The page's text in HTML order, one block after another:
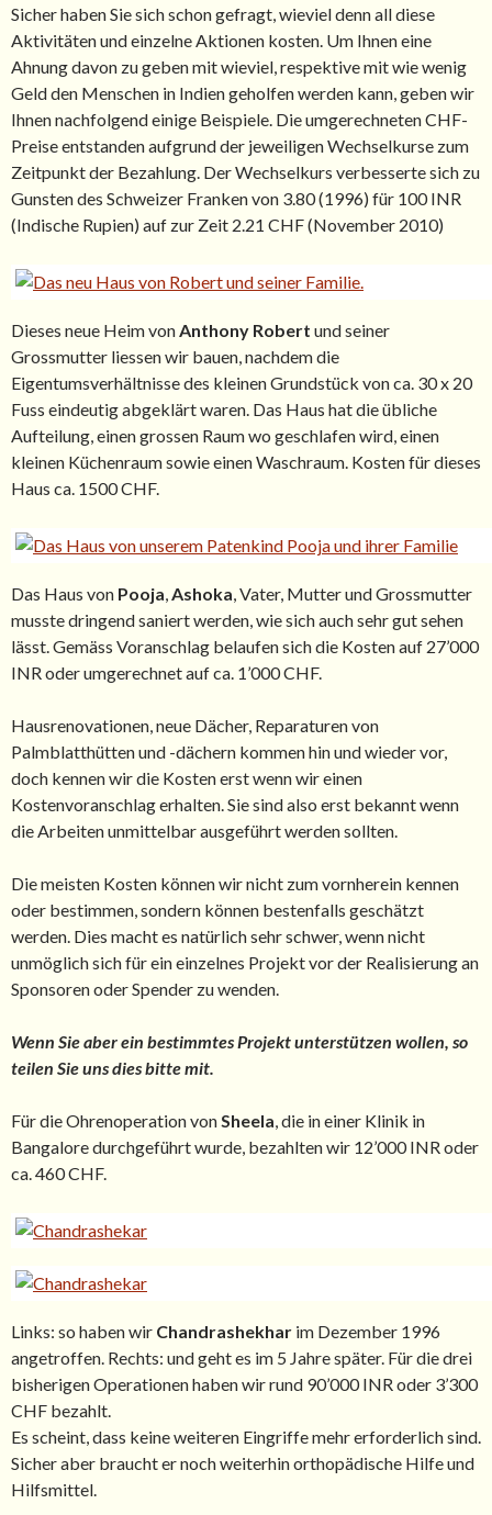
Sicher haben Sie sich schon gefragt, wieviel denn all diese
Aktivitäten und einzelne Aktionen kosten. Um Ihnen eine
Ahnung davon zu geben mit wieviel, respektive mit wie wenig
Geld den Menschen in Indien geholfen werden kann, geben wir
Ihnen nachfolgend einige Beispiele. Die umgerechneten CHF-
Preise entstanden aufgrund der jeweiligen Wechselkurse zum
Zeitpunkt der Bezahlung. Der Wechselkurs verbesserte sich zu
Gunsten des Schweizer Franken von 3.80 (1996) für 100 INR
(Indische Rupien) auf zur Zeit 2.21 CHF (November 2010)
Dieses neue Heim vonAnthony Robert und seiner
Grossmutter liessen wir bauen, nachdem die
Eigentumsverhältnisse des kleinen Grundstück von ca. 30 x 20
Fuss eindeutig abgeklärt waren. Das Haus hat die übliche
Aufteilung, einen grossen Raum wo geschlafen wird, einen
kleinen Küchenraum sowie einen Waschraum. Kosten für dieses
Haus ca. 1500 CHF.
Das Haus von Pooja,Ashoka, Vater, Mutter und Grossmutter
musste dringend saniert werden, wie sich auch sehr gut sehen
lässt. Gemäss Voranschlag belaufen sich die Kosten auf 27’000
INR oder umgerechnet auf ca. 1’000 CHF.
Hausrenovationen, neue Dächer, Reparaturen von
Palmblatthütten und -dächern kommen hin und wieder vor,
doch kennen wir die Kosten erst wenn wir einen
Kostenvoranschlag erhalten. Sie sind also erst bekannt wenn
die Arbeiten unmittelbar ausgeführt werden sollten.
Die meisten Kosten können wir nicht zum vornherein kennen
oder bestimmen, sondern können bestenfalls geschätzt
werden. Dies macht es natürlich sehr schwer, wenn nicht
unmöglich sich für ein einzelnes Projekt vor der Realisierung an
Sponsoren oder Spender zu wenden.
Wenn Sie aber ein bestimmtes Projekt unterstützen wollen, so
teilen Sie uns dies bitte mit.
Für die Ohrenoperation vonSheela, die in einer Klinik in
Bangalore durchgeführt wurde, bezahlten wir 12’000 INR oder
ca. 460 CHF.
Links: so haben wir Chandrashekhar im Dezember 1996
angetroffen. Rechts: und geht es im 5 Jahre später. Für die drei
bisherigen Operationen haben wir rund 90’000 INR oder 3’300
CHF bezahlt.
Es scheint, dass keine weiteren Eingriffe mehr erforderlich sind.
Sicher aber braucht er noch weiterhin orthopädische Hilfe und
Hilfsmittel.